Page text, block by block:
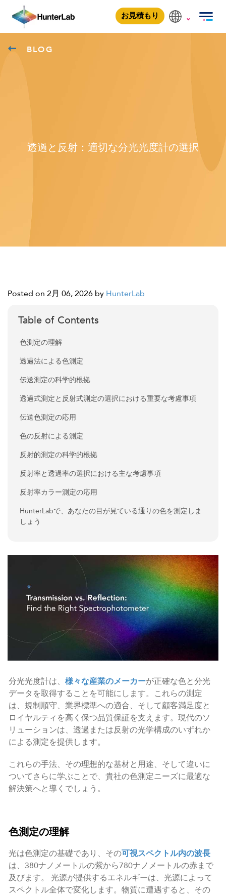
お見積もり
BLOG
透過と反射：適切な分光光度計の選択
Posted on 2月 06, 2026 by HunterLab
Table of Contents
色測定の理解
透過法による色測定
伝送測定の科学的根拠
透過式測定と反射式測定の選択における重要な考慮事項
伝送色測定の応用
色の反射による測定
反射的測定の科学的根拠
反射率と透過率の選択における主な考慮事項
反射率カラー測定の応用
HunterLabで、あなたの目が見ている通りの色を測定しま
しょう
分光光度計は、 様々な産業のメーカーが正確な色と分光
データを取得することを可能にします。これらの測定
は、規制順守、業界標準への適合、そして顧客満足度と
ロイヤルティを高く保つ品質保証を支えます。現代のソ
リューションは、透過または反射の光学構成のいずれか
による測定を提供します。
これらの手法、その理想的な基材と用途、そして違いに
ついてさらに学ぶことで、貴社の色測定ニーズに最適な
解決策へと導くでしょう。
色測定の理解
光は色測定の基礎であり、その可視スペクトル内の波長
は、380ナノメートルの紫から780ナノメートルの赤まで
及びます。 光源が提供するエネルギーは、光源によって
スペクトル全体で変化します。物質に遭遇すると、その